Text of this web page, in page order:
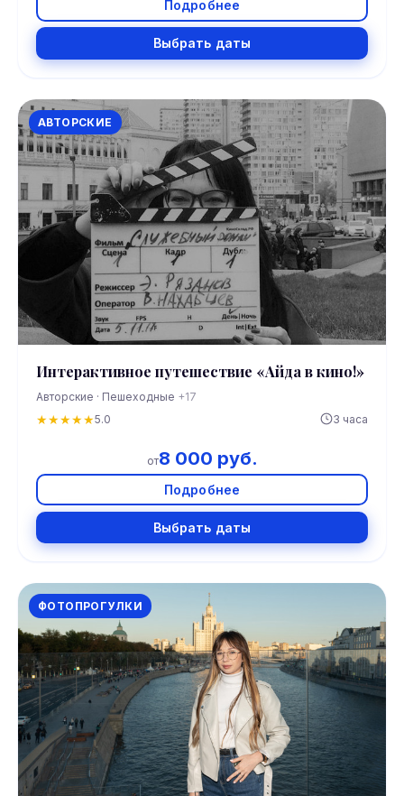
Подробнее
Выбрать даты
АВТОРСКИЕ
Интерактивное путешествие «Айда в кино!»
Авторские · Пешеходные +17
★★★★★5.0 3 часа
от8 000 руб.
Подробнее
Выбрать даты
ФОТОПРОГУЛКИ